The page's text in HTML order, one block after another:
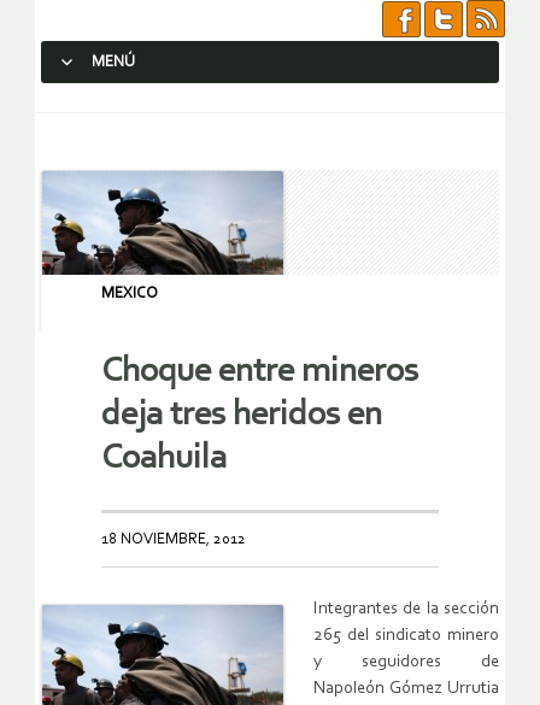
MENÚ
MEXICO
Choque entre mineros
deja tres heridos en
Coahuila
18 NOVIEMBRE, 2012
Integrantes de la sección
265 del sindicato minero
y seguidores de
Napoleón Gómez Urrutia